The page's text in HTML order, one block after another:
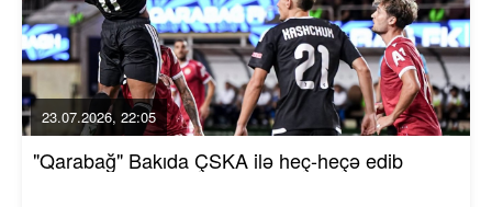
23.07.2026, 22:05
"Qarabağ" Bakıda ÇSKA ilə heç-heçə edib